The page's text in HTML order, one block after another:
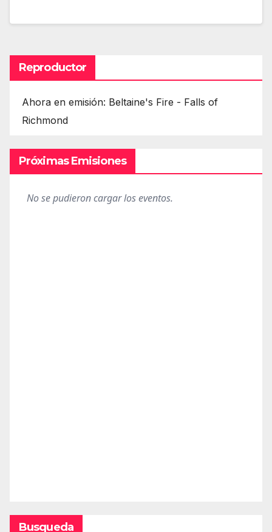
Reproductor
Ahora en emisión: Beltaine's Fire - Falls of
Richmond
Próximas Emisiones
Busqueda